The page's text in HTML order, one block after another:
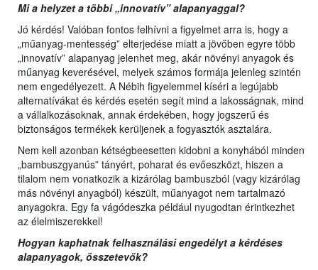
Mi a helyzet a többi „innovatív” alapanyaggal?
Jó kérdés! Valóban fontos felhívni a figyelmet arra is, hogy a
„műanyag-mentesség” elterjedése miatt a jövőben egyre több
„innovatív” alapanyag jelenhet meg, akár növényi anyagok és
műanyag keverésével, melyek számos formája jelenleg szintén
nem engedélyezett. A Nébih figyelemmel kíséri a legújabb
alternatívákat és kérdés esetén segít mind a lakosságnak, mind
a vállalkozásoknak, annak érdekében, hogy jogszerű és
biztonságos termékek kerüljenek a fogyasztók asztalára.
Nem kell azonban kétségbeesetten kidobni a konyhából minden
„bambuszgyanús” tányért, poharat és evőeszközt, hiszen a
tilalom nem vonatkozik a kizárólag bambuszból (vagy kizárólag
más növényi anyagból) készült, műanyagot nem tartalmazó
anyagokra. Egy fa vágódeszka például nyugodtan érintkezhet
az élelmiszerekkel!
Hogyan kaphatnak felhasználási engedélyt a kérdéses
alapanyagok, összetevők?